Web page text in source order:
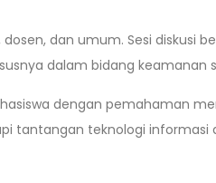
dan umum. Sesi diskusi
dalam bidang keamanan
dengan pemahaman
tantangan teknologi informasi